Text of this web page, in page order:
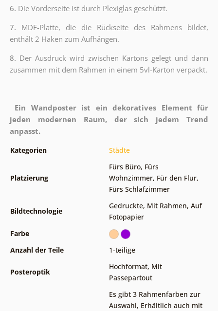
6. Die Vorderseite ist durch Plexiglas geschützt.
7. MDF-Platte, die die Rückseite des Rahmens bildet,
enthält 2 Haken zum Aufhängen.
8. Der Ausdruck wird zwischen Kartons gelegt und dann
zusammen mit dem Rahmen in einem 5vl-Karton verpackt.
Ein Wandposter ist ein dekoratives Element für
jeden modernen Raum, der sich jedem Trend
anpasst.
Kategorien Städte
Platzierung
Fürs Büro, Fürs
Wohnzimmer, Für den Flur,
Fürs Schlafzimmer
Bildtechnologie
Gedruckte, Mit Rahmen, Auf
Fotopapier
Farbe
Anzahl der Teile
1-teilige
Posteroptik
Hochformat, Mit
Passepartout
Es gibt 3 Rahmenfarben zur
Auswahl, Erhältlich auch mit